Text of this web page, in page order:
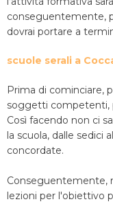
conseguentemente,
dovrai portare a
scuole serali a
Prima di cominciare,
soggetti competenti,
Così facendo non ci
la scuola, dalle sedici
concordate.
Conseguentemente,
lezioni per l'obiettivo